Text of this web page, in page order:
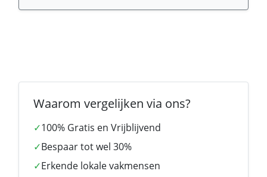
Waarom vergelijken via ons?
✓100% Gratis en Vrijblijvend
✓Bespaar tot wel 30%
✓Erkende lokale vakmensen